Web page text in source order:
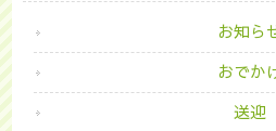
お知ら
おでか
送迎